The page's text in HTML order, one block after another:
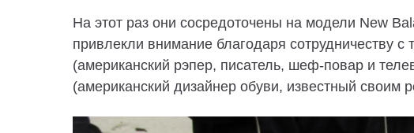
На этот раз они сосредоточены на модели New
привлекли внимание благодаря сотрудничеству
(американский рэпер, писатель, шеф-повар и
(американский дизайнер обуви, известный